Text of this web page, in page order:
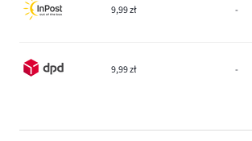
9,99 zł -
9,99 zł -